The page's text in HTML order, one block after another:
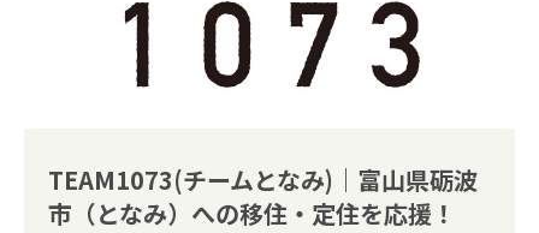
TEAM1073(チームとなみ)｜富山県砺波
市（となみ）への移住・定住を応援！